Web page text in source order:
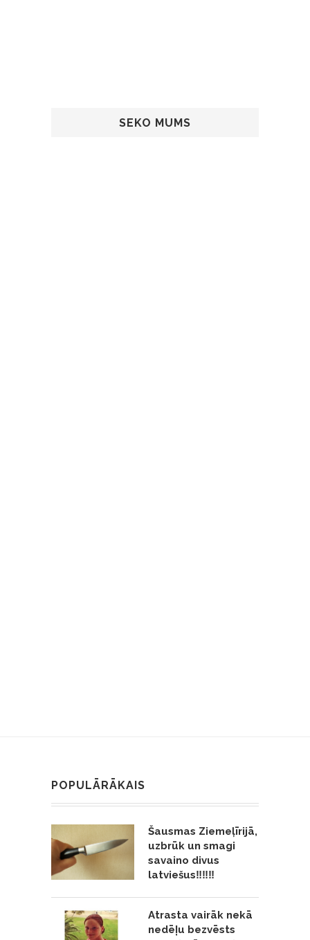
SEKO MUMS
POPULĀRĀKAIS
Šausmas Ziemeļīrijā,
uzbrūk un smagi
savaino divus
latviešus‼️‼️‼️
Atrasta vairāk nekā
nedēļu bezvēsts